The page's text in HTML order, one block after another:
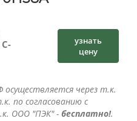
узнать
цену
через т.к.
по согласованию с
ООО "ПЭК" - бесплатно!.